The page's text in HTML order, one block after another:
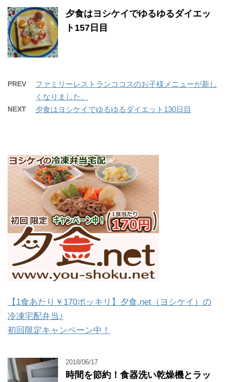
夕食はヨシケイでゆるゆるダイエッ
ト157日目
PREV
ファミリーレストランココスのお子様メニューが新し
くなりました。
NEXT 夕食はヨシケイでゆるゆるダイエット130日目
【1食あたり￥170ポッキリ】夕食.net（ヨシケイ）の
冷凍宅配弁当♪
初回限定キャンペーン中！
2018/06/17
時間を節約！食器洗い乾燥機とラッ